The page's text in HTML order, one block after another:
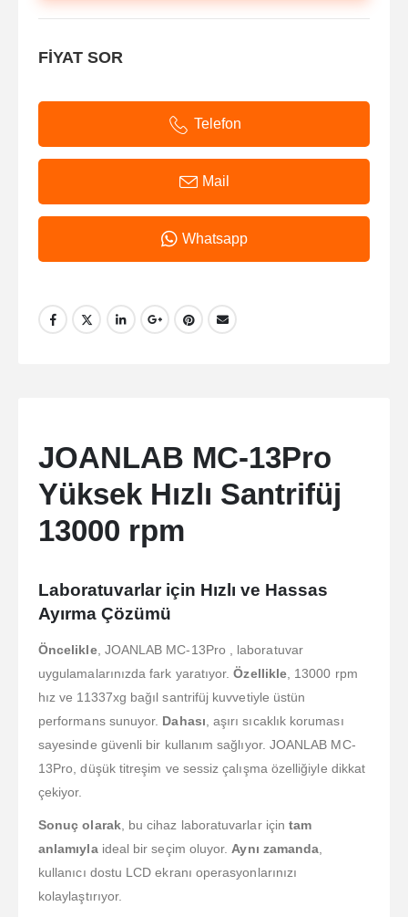
FİYAT SOR
Telefon
Mail
Whatsapp
JOANLAB MC-13Pro
Yüksek Hızlı Santrifüj
13000 rpm
Laboratuvarlar için Hızlı ve Hassas
Ayırma Çözümü
Öncelikle, JOANLAB MC-13Pro , laboratuvar
uygulamalarınızda fark yaratıyor.Özellikle, 13000 rpm
hız ve 11337xg bağıl santrifüj kuvvetiyle üstün
performans sunuyor. Dahası, aşırı sıcaklık koruması
sayesinde güvenli bir kullanım sağlıyor. JOANLAB MC-
13Pro, düşük titreşim ve sessiz çalışma özelliğiyle dikkat
çekiyor.
Sonuç olarak, bu cihaz laboratuvarlar içintam
anlamıylaideal bir seçim oluyor.Aynı zamanda,
kullanıcı dostu LCD ekranı operasyonlarınızı
kolaylaştırıyor.